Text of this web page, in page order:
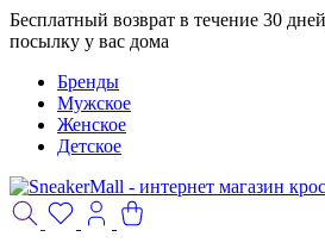
Бесплатный возврат в течение 30
посылку у вас дома
Бренды
Мужское
Женское
Детское